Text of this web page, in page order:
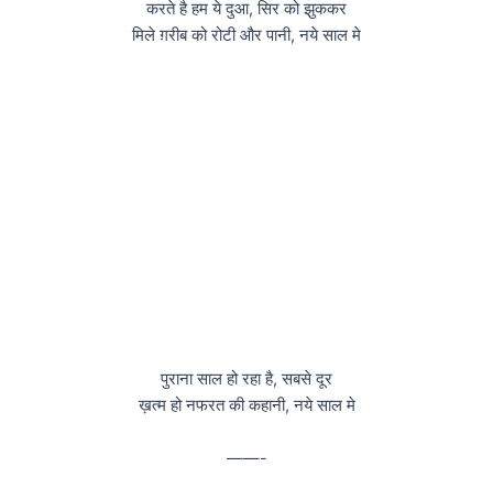
करते है हम ये दुआ, सिर को झुककर
मिले ग़रीब को रोटी और पानी, नये साल मे
पुराना साल हो रहा है, सबसे दूर
ख़त्म हो नफरत की कहानी, नये साल मे
——-